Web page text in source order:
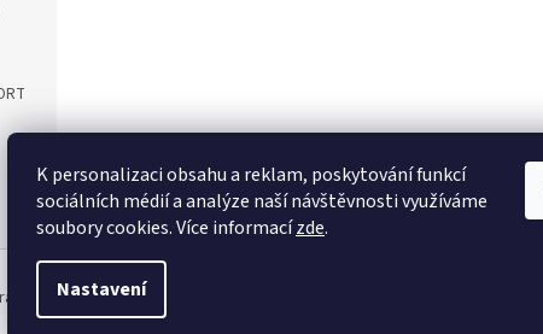
K personalizaci obsahu a reklam, poskytování funkcí
sociálních médií a analýze naší návštěvnosti využíváme
soubory cookies. Více informacízde.
Nastavení
vyhrazena.Upravit nastavení cookies